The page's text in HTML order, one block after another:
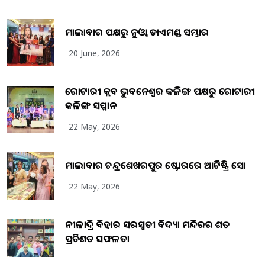
ମାଲାବାର ପକ୍ଷରୁ ନୁଓ୍ବା ଡାଏମଣ୍ଡ ସମ୍ଭାର
20 June, 2026
ରୋଟାରୀ କ୍ଲବ ଭୁବନେଶ୍ୱର କଳିଙ୍ଗ ପକ୍ଷରୁ ରୋଟାରୀ
କଳିଙ୍ଗ ସମ୍ମାନ
22 May, 2026
ମାଲାବାର ଚନ୍ଦ୍ରଶେଖରପୁର ଷ୍ଟୋରରେ ଆର୍ଟିଷ୍ଟ୍ରି ସୋ
22 May, 2026
ନୀଳାଦ୍ରି ବିହାର ସରସ୍ୱତୀ ବିଦ୍ୟା ମନ୍ଦିରର ଶତ
ପ୍ରତିଶତ ସଫଳତା